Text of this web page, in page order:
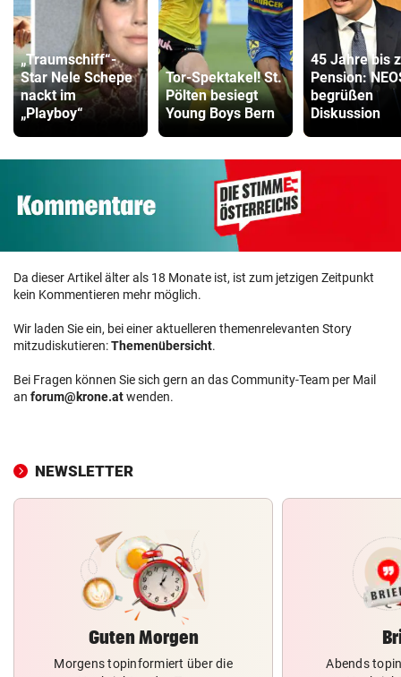
„Traumschiff“-
Star Nele Schepe
nackt im
„Playboy“
Tor-Spektakel! St.
Pölten besiegt
Young Boys Bern
45 Jahre bis
Pension:
begrüßen
Diskussion
Da dieser Artikel älter als 18 Monate ist, ist zum jetzigen Zeitpunkt
kein Kommentieren mehr möglich.
Wir laden Sie ein, bei einer aktuelleren themenrelevanten Story
mitzudiskutieren:Themenübersicht.
Bei Fragen können Sie sich gern an das Community-Team per Mail
an forum@krone.atwenden.
NEWSLETTER
Guten Morgen
Morgens topinformiert über die
Abends